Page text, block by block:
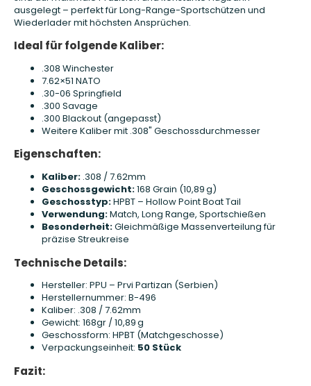
ausgelegt – perfekt für Long-Range-Sportschützen und
Wiederlader mit höchsten Ansprüchen.
Ideal für folgende Kaliber:
.308 Winchester
7.62×51 NATO
.30-06 Springfield
.300 Savage
.300 Blackout (angepasst)
Weitere Kaliber mit .308" Geschossdurchmesser
Eigenschaften:
Kaliber: .308 / 7.62mm
Geschossgewicht:168 Grain (10,89 g)
Geschosstyp:HPBT – Hollow Point Boat Tail
Verwendung:Match, Long Range, Sportschießen
Besonderheit:Gleichmäßige Massenverteilung für
präzise Streukreise
Technische Details:
Hersteller: PPU – Prvi Partizan (Serbien)
Herstellernummer: B-496
Kaliber: .308 / 7.62mm
Gewicht: 168gr / 10,89 g
Geschossform: HPBT (Matchgeschosse)
Verpackungseinheit: 50 Stück
Fazit: